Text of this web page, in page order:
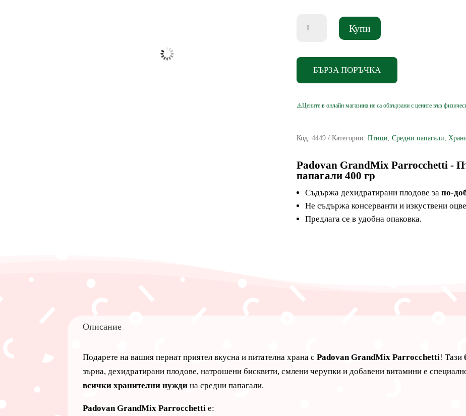
GrandMix
Пълноценна
за
папагали
400
гр
Купи
БЪРЗА ПОРЪЧКА
Код:4449 Категории:Птици ,Средни папагали ,
Padovan GrandMix Parrocchetti -
папагали400 гр
Съдържа дехидратирани плодове запо-
Не съдържа консерванти и изкуствени
Предлага се в удобна опаковка.
Описание
Подарете на вашия пернат приятел вкусна и питателна храна сPadovan GrandMix Parrocchetti! Тази
зърна, дехидратирани плодове, натрошени бисквити, смлени черупки и добавени витамини е
всички хранителни нужди на средни папагали.
Padovan GrandMix Parrocchetti е: